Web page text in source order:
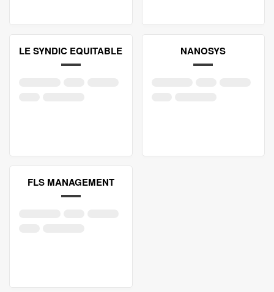
LE SYNDIC EQUITABLE NANOSYS
FLS MANAGEMENT